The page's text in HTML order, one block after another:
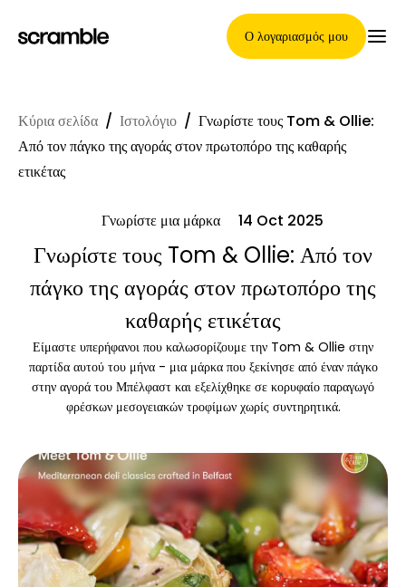
Ο λογαριασμός μου
Κύρια Σελίδα
Όροι ανάθεσης απαιτήσεων
Γκαλερί μαρκών
Επιλογή μάρκας
Υπολογιστές
Ιστορικό γύρων
Κύρια σελίδα / Ιστολόγιο / Γνωρίστε τους Tom & Ollie:
Από τον πάγκο της αγοράς στον πρωτοπόρο της καθαρής
ετικέτας
Γνωρίστε μια μάρκα 14 Oct 2025
Γνωρίστε τους Tom & Ollie: Από τον
πάγκο της αγοράς στον πρωτοπόρο της
καθαρής ετικέτας
Είμαστε υπερήφανοι που καλωσορίζουμε την Tom & Ollie στην
παρτίδα αυτού του μήνα - μια μάρκα που ξεκίνησε από έναν πάγκο
στην αγορά του Μπέλφαστ και εξελίχθηκε σε κορυφαίο παραγωγό
φρέσκων μεσογειακών τροφίμων χωρίς συντηρητικά.